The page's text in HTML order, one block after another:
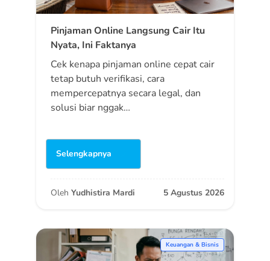
Pinjaman Online Langsung Cair Itu
Nyata, Ini Faktanya
Cek kenapa pinjaman online cepat cair
tetap butuh verifikasi, cara
mempercepatnya secara legal, dan
solusi biar nggak…
Selengkapnya
Oleh Yudhistira Mardi 5 Agustus 2026
Keuangan & Bisnis